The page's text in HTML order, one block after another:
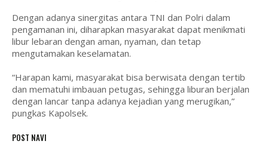
Dengan adanya sinergitas antara TNI dan Polri dalam
pengamanan ini, diharapkan masyarakat dapat menikmati
libur lebaran dengan aman, nyaman, dan tetap
mengutamakan keselamatan.
“Harapan kami, masyarakat bisa berwisata dengan tertib
dan mematuhi imbauan petugas, sehingga liburan berjalan
dengan lancar tanpa adanya kejadian yang merugikan,”
pungkas Kapolsek.
POST NAVI